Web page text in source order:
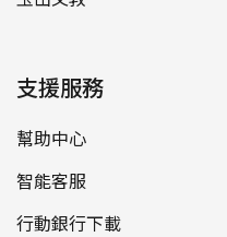
支援服務
幫助中心
智能客服
行動銀行下載